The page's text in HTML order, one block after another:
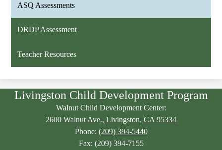
ASQ Assessments
DRDP Assessment
Teacher Resources
Livingston Child Development Program
Walnut Child Development Center:
2600 Walnut Ave., Livingston, CA 95334
Phone: (209) 394-5440
Fax: (209) 394-7155